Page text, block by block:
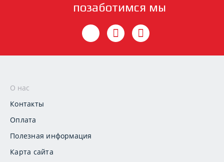
позаботимся мы
О нас
Контакты
Оплата
Полезная информация
Карта сайта